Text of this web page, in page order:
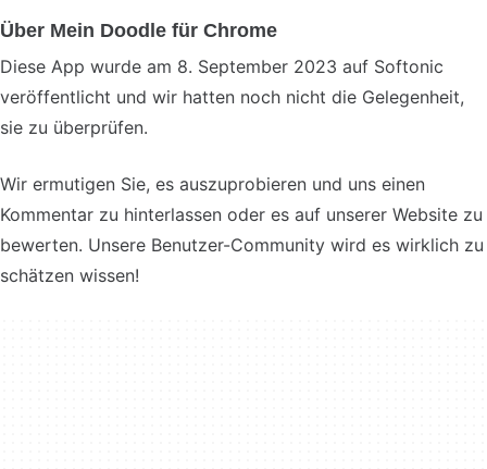
Über Mein Doodle für Chrome
Diese App wurde am 8. September 2023 auf Softonic
veröffentlicht und wir hatten noch nicht die Gelegenheit,
sie zu überprüfen.
Wir ermutigen Sie, es auszuprobieren und uns einen
Kommentar zu hinterlassen oder es auf unserer Website zu
bewerten. Unsere Benutzer-Community wird es wirklich zu
schätzen wissen!